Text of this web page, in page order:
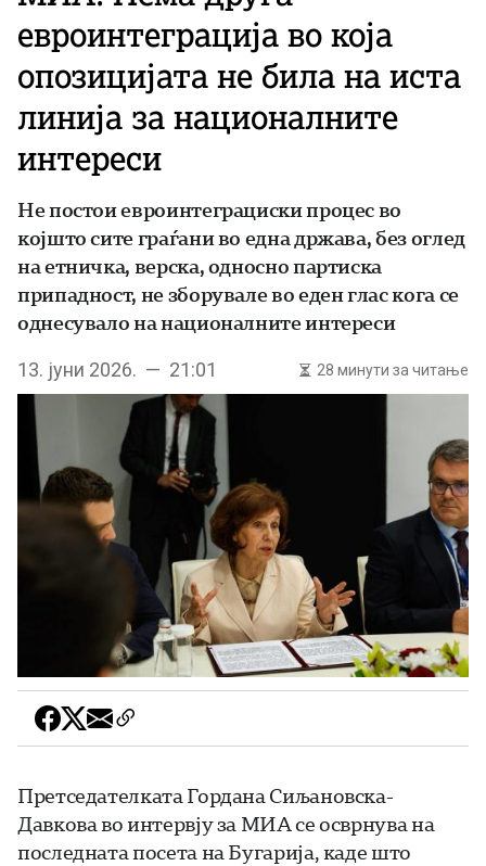
евроинтеграција во која
опозицијата не била на иста
линија за националните
интереси
Не постои евроинтеграциски процес во
којшто сите граѓани во една држава, без оглед
на етничка, верска, односно партиска
припадност, не зборувале во еден глас кога се
однесувало на националните интереси
13. јуни 2026. — 21:01 28 минути за читање
Претседателката Гордана Сиљановска-
Давкова во интервју за МИА се осврнува на
последната посета на Бугарија, каде што